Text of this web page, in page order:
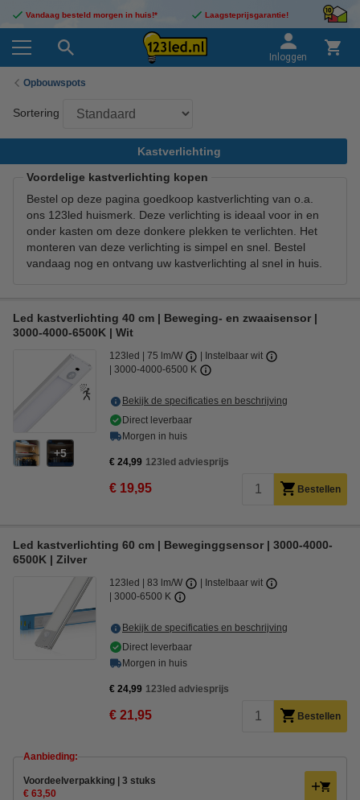
Vandaag besteld morgen in huis!* Laagsteprijsgarantie!
Inloggen
Opbouwspots
Sortering
Kastverlichting
Voordelige kastverlichting kopen
Bestel op deze pagina goedkoop kastverlichting van o.a.
ons 123led huismerk. Deze verlichting is ideaal voor in en
onder kasten om deze donkere plekken te verlichten. Het
monteren van deze verlichting is simpel en snel. Bestel
vandaag nog en ontvang uw kastverlichting al snel in huis.
Led kastverlichting 40 cm | Beweging- en zwaaisensor |
3000-4000-6500K | Wit
5
123led 75 lm/W
Instelbaar wit
3000-4000-6500 K
Bekijk de specificaties en beschrijving
Direct leverbaar
Morgen in huis
€ 24,99 123led adviesprijs
€ 19,95 Bestellen
Led kastverlichting 60 cm | Beweginggsensor | 3000-4000-
6500K | Zilver
123led 83 lm/W
Instelbaar wit
3000-6500 K
Bekijk de specificaties en beschrijving
Direct leverbaar
Morgen in huis
€ 24,99 123led adviesprijs
€ 21,95 Bestellen
Aanbieding:
Voordeelverpakking | 3 stuks
€ 63,50